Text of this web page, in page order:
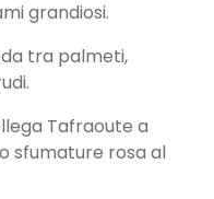
grandiosi.
tra palmeti,
Tafraoute a
sfumature rosa al